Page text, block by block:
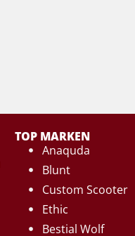
TOP MARKEN
Anaquda
Blunt
Custom Scooter
Ethic
Bestial Wolf